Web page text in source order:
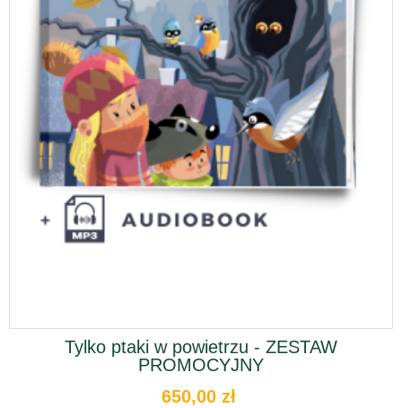
Tylko ptaki w powietrzu - ZESTAW
PROMOCYJNY
650,00 zł